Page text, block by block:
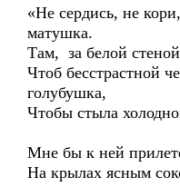
«Не сердись, не
матушка.
Там, за белой
Чтоб бесстрастной
голубушка,
Чтобы стыла
Мне бы к ней
На крылах ясным